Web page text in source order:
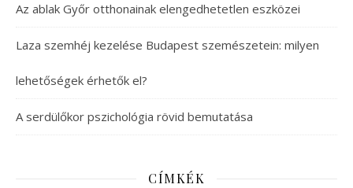
Az ablak Győr otthonainak elengedhetetlen eszközei
Laza szemhéj kezelése Budapest szemészetein: milyen
lehetőségek érhetők el?
A serdülőkor pszichológia rövid bemutatása
CÍMKÉK